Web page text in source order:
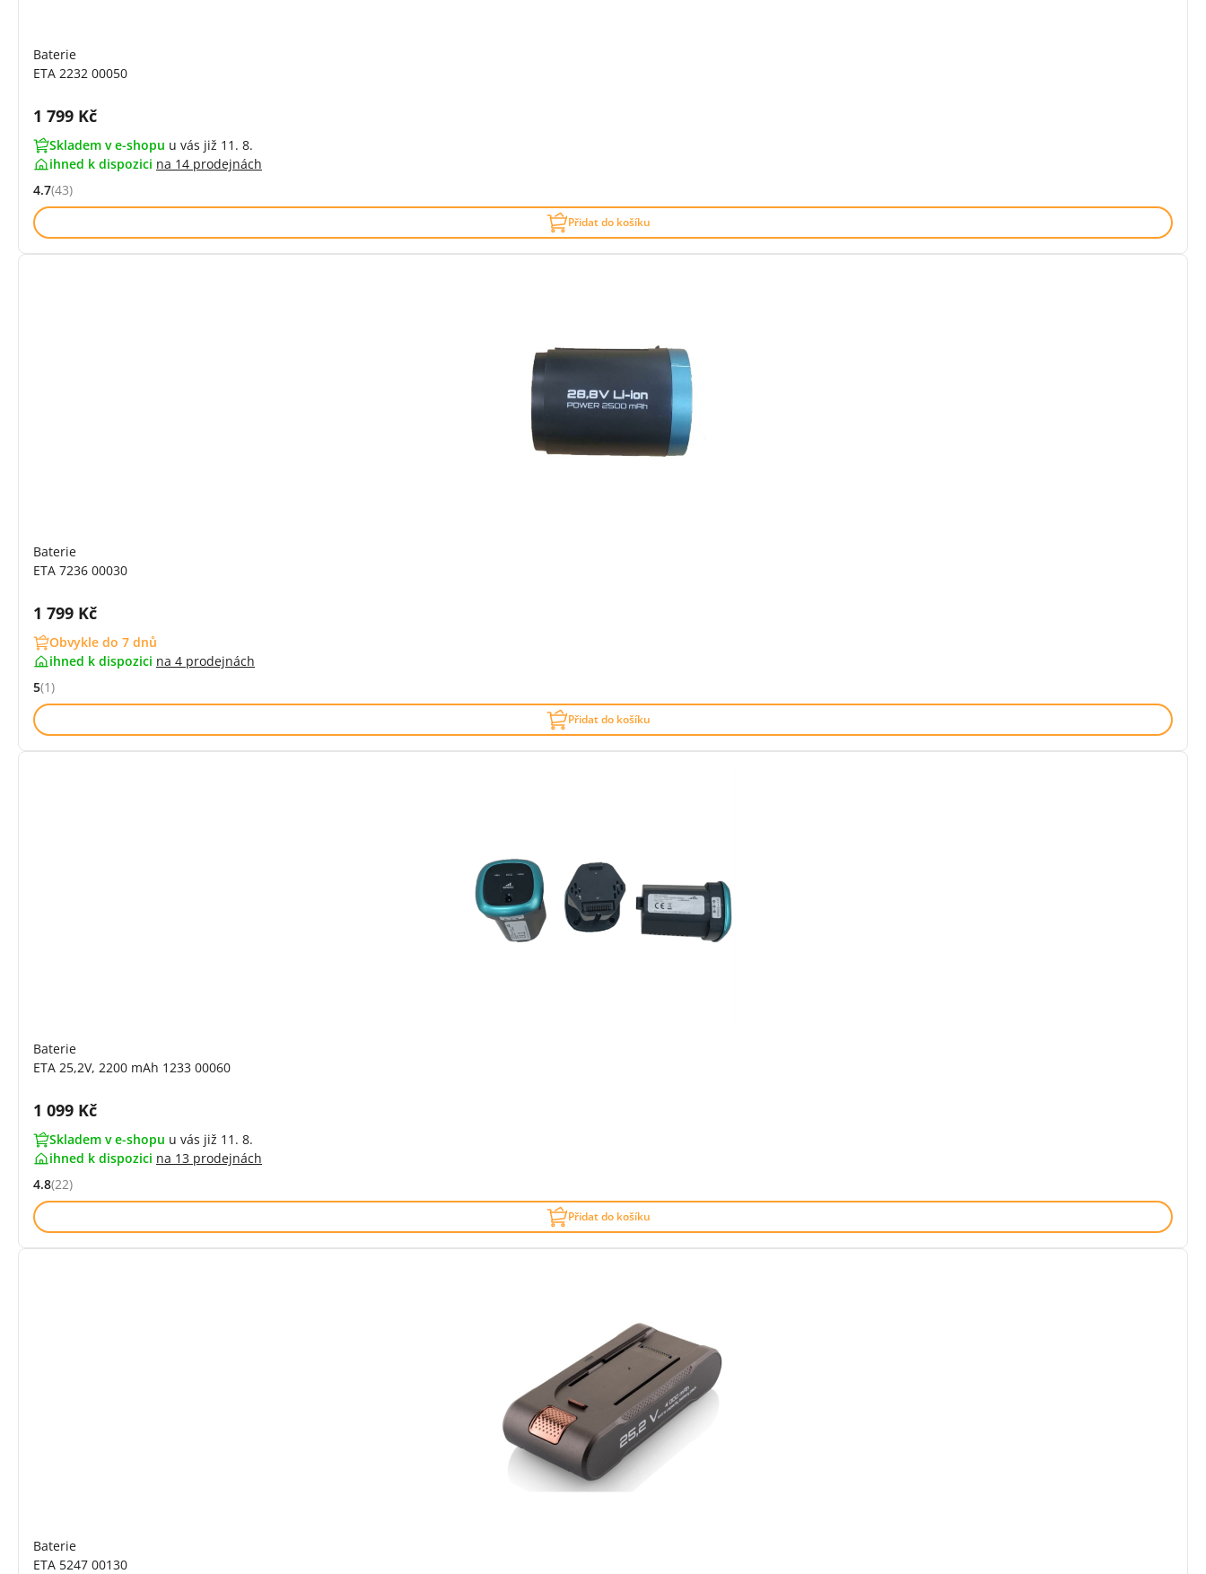
Baterie
ETA 2232 00050
Cena s DPH:
1 799 Kč
Skladem v e-shopu u vás již 11. 8.
ihned k dispozici na 14 prodejnách
Hodnocení: 4.7 z 5 (43 recenzí)
4.7(43)
Přidat do košíku
Baterie
ETA 7236 00030
Cena s DPH:
1 799 Kč
Obvykle do 7 dnů
ihned k dispozici na 4 prodejnách
Hodnocení: 5 z 5 (1 recenzí)
5(1)
Přidat do košíku
Baterie
ETA 25,2V, 2200 mAh 1233 00060
Cena s DPH:
1 099 Kč
Skladem v e-shopu u vás již 11. 8.
ihned k dispozici na 13 prodejnách
Hodnocení: 4.8 z 5 (22 recenzí)
4.8(22)
Přidat do košíku
Baterie
ETA 5247 00130